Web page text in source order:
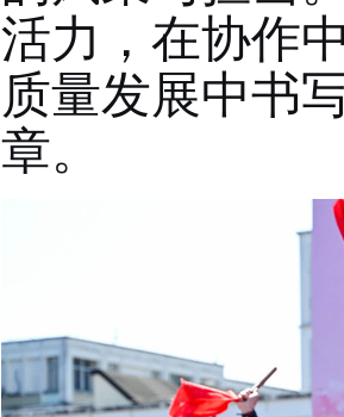
活力，在协作
质量发展中书
章。